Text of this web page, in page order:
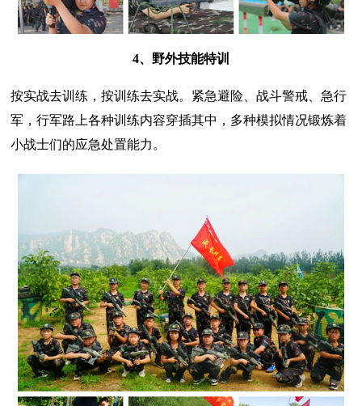
4、野外技能特训
按实战去训练，按训练去实战。紧急避险、战斗警戒、急行
军，行军路上各种训练内容穿插其中，多种模拟情况锻炼着
小战士们的应急处置能力。